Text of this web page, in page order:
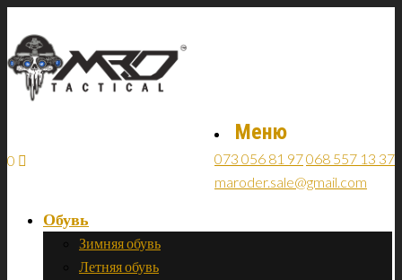
Меню
073 056 81 97068 557 13 37
maroder.sale@gmail.com
Обувь
Зимняя обувь
Летняя обувь
0